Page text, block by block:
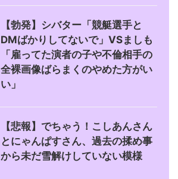
【勃発】シバター「競艇選手と
DMばかりしてないで」VSましも
「雇ってた演者の子や不倫相手の
全裸画像ばらまくのやめた方がい
い」
【悲報】でちゃう！こしあんさん
とにゃんぱすさん、過去の揉め事
から未だ雪解けしていない模様